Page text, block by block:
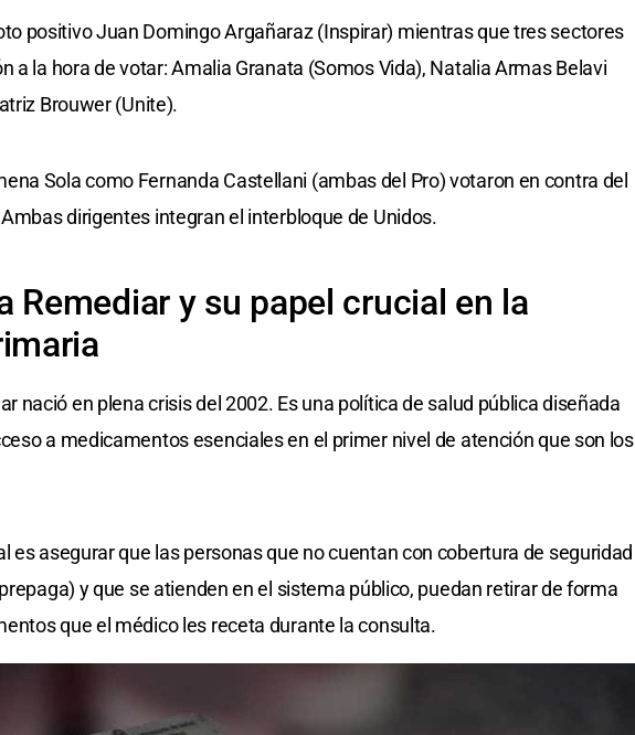
positivo Juan Domingo Argañaraz (Inspirar) mientras que tres sectores
a la hora de votar: Amalia Granata (Somos Vida), Natalia Armas Belavi
Brouwer (Unite).
Sola como Fernanda Castellani (ambas del Pro) votaron en contra del
dirigentes integran el interbloque de Unidos.
Remediar y su papel crucial en la
nació en plena crisis del 2002. Es una política de salud pública diseñada
a medicamentos esenciales en el primer nivel de atención que son los
es asegurar que las personas que no cuentan con cobertura de seguridad
y que se atienden en el sistema público, puedan retirar de forma
que el médico les receta durante la consulta.